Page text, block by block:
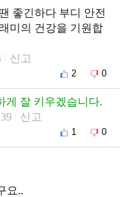
좋긴하다 부디 안전
미의 건강을 기원합
신고
2 0
게 잘 키우겠습니다.
신고
1 0
요..